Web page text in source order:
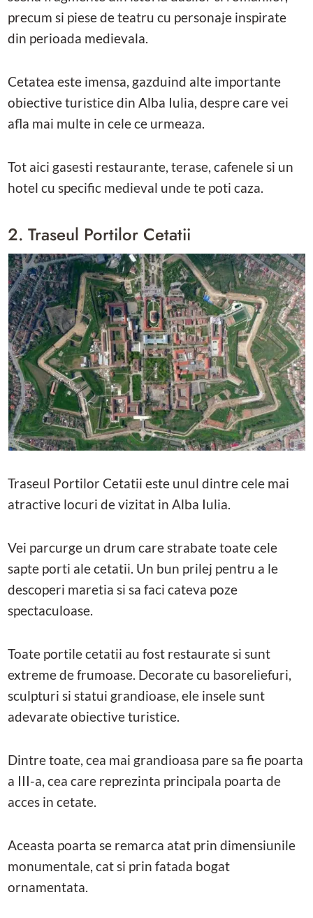
precum si piese de teatru cu personaje inspirate
din perioada medievala.
Cetatea este imensa, gazduind alte importante
obiective turistice din Alba Iulia, despre care vei
afla mai multe in cele ce urmeaza.
Tot aici gasesti restaurante, terase, cafenele si un
hotel cu specific medieval unde te poti caza.
2. Traseul Portilor Cetatii
Traseul Portilor Cetatii este unul dintre cele mai
atractive locuri de vizitat in Alba Iulia.
Vei parcurge un drum care strabate toate cele
sapte porti ale cetatii. Un bun prilej pentru a le
descoperi maretia si sa faci cateva poze
spectaculoase.
Toate portile cetatii au fost restaurate si sunt
extreme de frumoase. Decorate cu basoreliefuri,
sculpturi si statui grandioase, ele insele sunt
adevarate obiective turistice.
Dintre toate, cea mai grandioasa pare sa fie poarta
a III-a, cea care reprezinta principala poarta de
acces in cetate.
Aceasta poarta se remarca atat prin dimensiunile
monumentale, cat si prin fatada bogat
ornamentata.